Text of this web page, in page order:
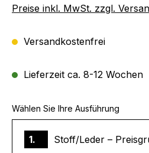
Preise inkl. MwSt. zzgl.
Versandkostenfrei
Lieferzeit ca. 8-12 Wochen
Wählen Sie Ihre Ausführung
1. Stoff/Leder –